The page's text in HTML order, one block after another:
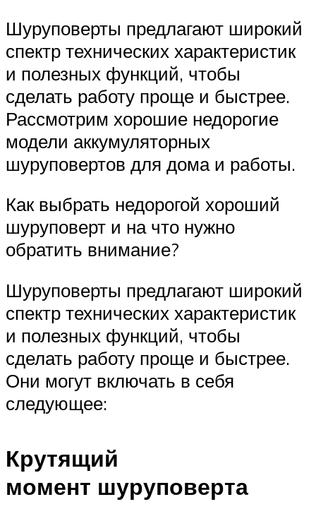
Шуруповерты предлагают широкий
спектр технических характеристик
и полезных функций, чтобы
сделать работу проще и быстрее.
Рассмотрим хорошие недорогие
модели аккумуляторных
шуруповертов для дома и работы.
Как выбрать недорогой хороший
шуруповерт и на что нужно
обратить внимание?
Шуруповерты предлагают широкий
спектр технических характеристик
и полезных функций, чтобы
сделать работу проще и быстрее.
Они могут включать в себя
следующее:
Крутящий
момент шуруповерта